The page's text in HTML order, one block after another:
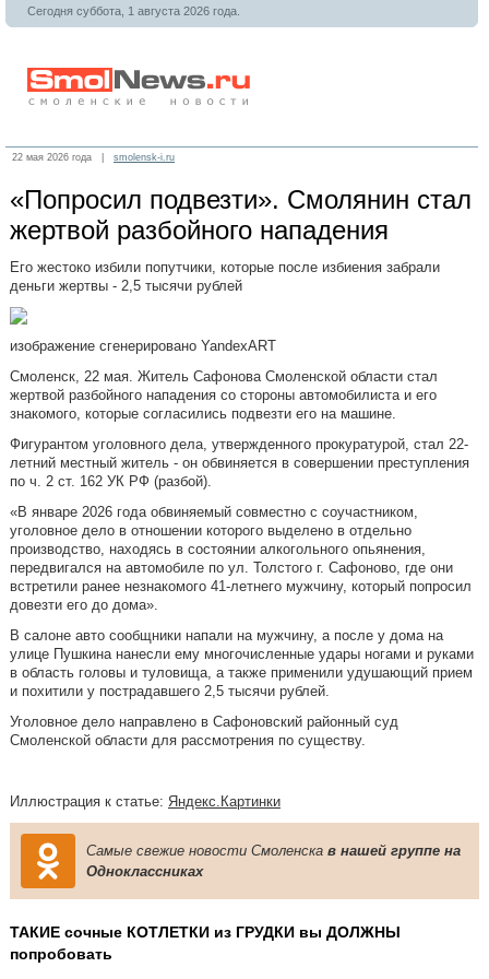
Сегодня суббота, 1 августа 2026 года.
22 мая 2026 года | smolensk-i.ru
«Попросил подвезти». Смолянин стал
жертвой разбойного нападения
Его жестоко избили попутчики, которые после избиения забрали
деньги жертвы - 2,5 тысячи рублей
изображение сгенерировано YandexART
Смоленск, 22 мая. Житель Сафонова Смоленской области стал
жертвой разбойного нападения со стороны автомобилиста и его
знакомого, которые согласились подвезти его на машине.
Фигурантом уголовного дела, утвержденного прокуратурой, стал 22-
летний местный житель - он обвиняется в совершении преступления
по ч. 2 ст. 162 УК РФ (разбой).
«В январе 2026 года обвиняемый совместно с соучастником,
уголовное дело в отношении которого выделено в отдельно
производство, находясь в состоянии алкогольного опьянения,
передвигался на автомобиле по ул. Толстого г. Сафоново, где они
встретили ранее незнакомого 41-летнего мужчину, который попросил
довезти его до дома».
В салоне авто сообщники напали на мужчину, а после у дома на
улице Пушкина нанесли ему многочисленные удары ногами и руками
в область головы и туловища, а также применили удушающий прием
и похитили у пострадавшего 2,5 тысячи рублей.
Уголовное дело направлено в Сафоновский районный суд
Смоленской области для рассмотрения по существу.
Иллюстрация к статье: Яндекс.Картинки
Самые свежие новости Смоленска в нашей группе на
Одноклассниках
ТАКИЕ сочные КОТЛЕТКИ из ГРУДКИ вы ДОЛЖНЫ
попробовать